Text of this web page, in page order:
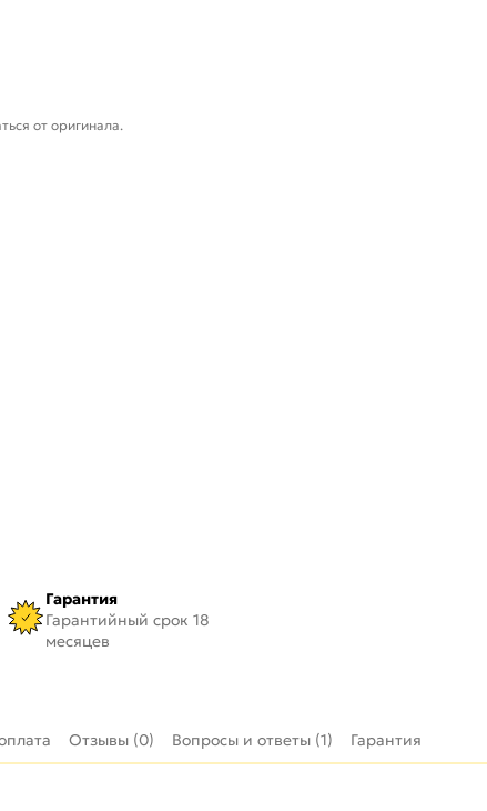
от оригинала.
Гарантия
Гарантийный срок 18
месяцев
Отзывы (0) Вопросы и ответы (1) Гарантия